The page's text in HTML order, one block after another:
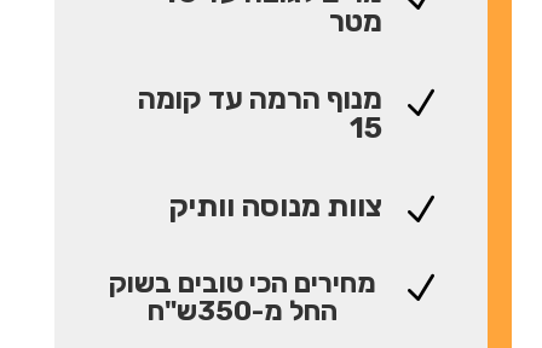
מטר
N
מנוף הרמה עד קומה
15
N צוות מנוסה וותיק
N
מחירים הכי טובים בשוק
החל מ-350ש"ח